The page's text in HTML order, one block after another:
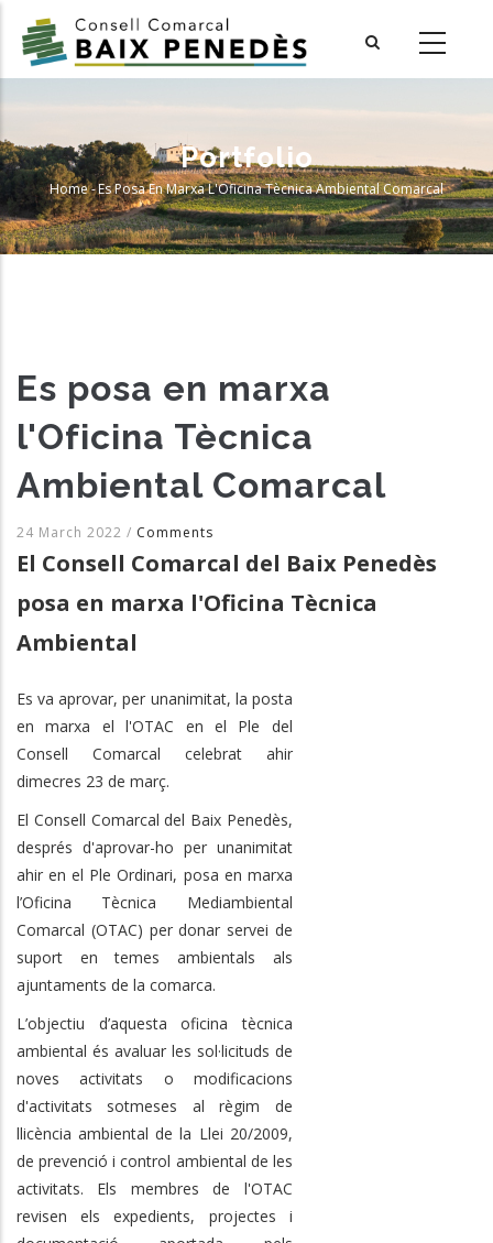
main
Portfolio
Breadcrumb
Home-Es Posa En Marxa L'Oficina Tècnica Ambiental Comarcal
Es posa en marxa
l'Oficina Tècnica
Ambiental Comarcal
24 March 2022 / Comments
El Consell Comarcal del Baix Penedès
posa en marxa l'Oficina Tècnica
Ambiental
Es va aprovar, per unanimitat, la posta
en marxa el l'OTAC en el Ple del
Consell Comarcal celebrat ahir
dimecres 23 de març.
El Consell Comarcal del Baix Penedès,
després d'aprovar-ho per unanimitat
ahir en el Ple Ordinari, posa en marxa
l’Oficina Tècnica Mediambiental
Comarcal (OTAC) per donar servei de
suport en temes ambientals als
ajuntaments de la comarca.
L’objectiu d’aquesta oficina tècnica
ambiental és avaluar les sol·licituds de
noves activitats o modificacions
d'activitats sotmeses al règim de
llicència ambiental de la Llei 20/2009,
de prevenció i control ambiental de les
activitats. Els membres de l'OTAC
revisen els expedients, projectes i